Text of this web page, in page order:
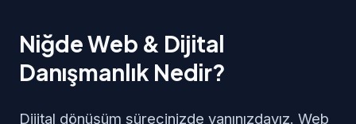
Niğde Web & Dijital
Danışmanlık Nedir?
Dijital dönüşüm sürecinizde yanınızdayız. Web